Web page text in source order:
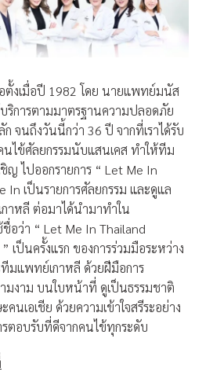
อตั้งเมื่อปี 1982 โดย นายแพทย์มนัส
ริการตามมาตรฐานความปลอดภัย
จนถึงวันนี้กว่า 36 ปี จากที่เราได้รับ
คนไข้ศัลยกรรมนับแสนเคส ทำให้ทีม
ญ ไปออกรายการ “ Let Me In
In เป็นรายการศัลยกรรม และดูแล
กาหลี ต่อมาได้นำมาทำใน
ชื่อว่า “ Let Me In Thailand
เป็นครั้งแรก ของการร่วมมือระหว่าง
มแพทย์เกาหลี ด้วยฝีมือการ
มงาม บนใบหน้าที่ ดูเป็นธรรมชาติ
นเอเชีย ด้วยความเข้าใจสรีระอย่าง
รตอบรับที่ดีจากคนไข้ทุกระดับ